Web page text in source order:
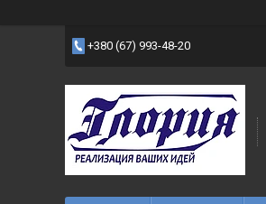
+380 (67) 993-48-20